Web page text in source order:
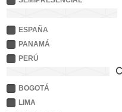
ESPAÑA
PANAMÁ
PERÚ
BOGOTÁ
LIMA